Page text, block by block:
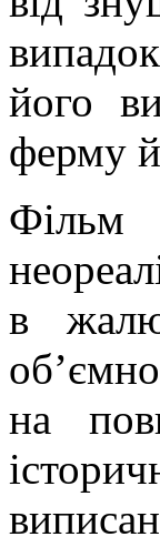
його
ферму
Фільм
в
об’ємно
на